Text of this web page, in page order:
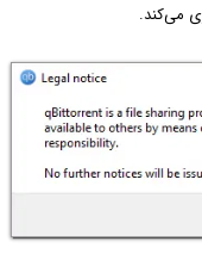
می‌کند.